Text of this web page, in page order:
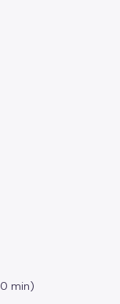
min)